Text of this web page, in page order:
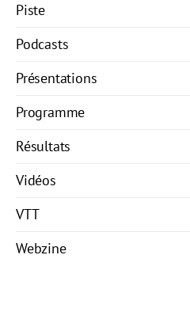
Piste
Podcasts
Présentations
Programme
Résultats
Vidéos
VTT
Webzine